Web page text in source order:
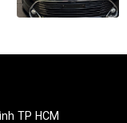
TP HCM